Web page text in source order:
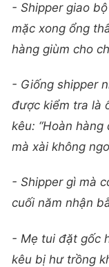
- Shipper giao
mặc xong ổng
hàng giùm cho
- Giống shipper
được kiểm tra là
kêu: “Hoàn
mà xài không
- Shipper gì mà
cuối năm nhận
- Mẹ tui đặt gốc
kêu bị hư trồng